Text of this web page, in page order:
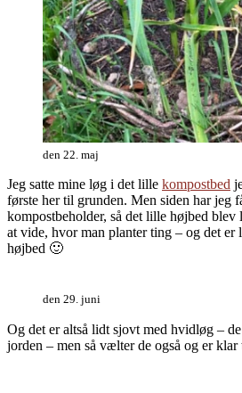
den 22. maj
Jeg satte mine løg i det lille kompostbed
første her til grunden. Men siden har jeg
kompostbeholder, så det lille højbed blev
at vide, hvor man planter ting – og det er
højbed 🙂
den 29. juni
Og det er altså lidt sjovt med hvidløg –
jorden – men så vælter de også og er